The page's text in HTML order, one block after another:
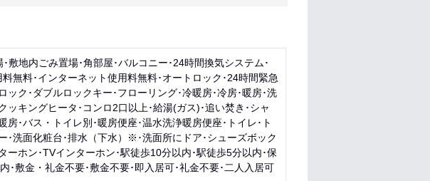
敷地内ごみ置場･角部屋･バルコニー･24時間換気システム･
無料･インターネット使用料無料･オートロック･24時間緊急
ク･ダブルロックキー･フローリング･冷暖房･冷房･暖房･洗
キングヒータ･コンロ2口以上･給湯(ガス)･追い焚き･シャ
･バス・トイレ別･暖房便座･温水洗浄暖房便座･トイレ･ト
･洗面化粧台･排水（下水）※･洗面所にドア･シューズボック
ーホン･TVインターホン･駅徒歩10分以内･駅徒歩5分以内･保
敷金・礼金不要･敷金不要･即入居可･礼金不要･二人入居可